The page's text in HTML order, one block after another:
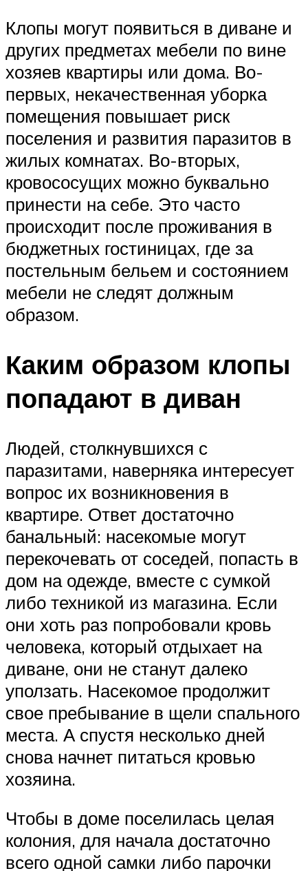
Клопы могут появиться в диване и
других предметах мебели по вине
хозяев квартиры или дома. Во-
первых, некачественная уборка
помещения повышает риск
поселения и развития паразитов в
жилых комнатах. Во-вторых,
кровососущих можно буквально
принести на себе. Это часто
происходит после проживания в
бюджетных гостиницах, где за
постельным бельем и состоянием
мебели не следят должным
образом.
Каким образом клопы
попадают в диван
Людей, столкнувшихся с
паразитами, наверняка интересует
вопрос их возникновения в
квартире. Ответ достаточно
банальный: насекомые могут
перекочевать от соседей, попасть в
дом на одежде, вместе с сумкой
либо техникой из магазина. Если
они хоть раз попробовали кровь
человека, который отдыхает на
диване, они не станут далеко
уползать. Насекомое продолжит
свое пребывание в щели спального
места. А спустя несколько дней
снова начнет питаться кровью
хозяина.
Чтобы в доме поселилась целая
колония, для начала достаточно
всего одной самки либо парочки